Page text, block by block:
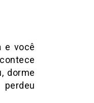
e você
dorme